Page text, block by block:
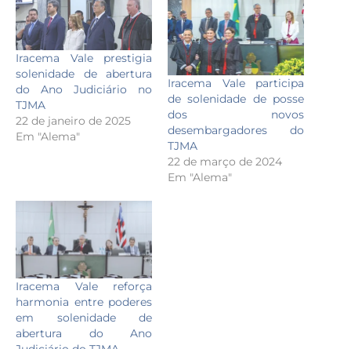
Iracema Vale prestigia
solenidade de abertura
do Ano Judiciário no
TJMA
22 de janeiro de 2025
Em "Alema"
Iracema Vale participa
de solenidade de posse
dos novos
desembargadores do
TJMA
22 de março de 2024
Em "Alema"
Iracema Vale reforça
harmonia entre poderes
em solenidade de
abertura do Ano